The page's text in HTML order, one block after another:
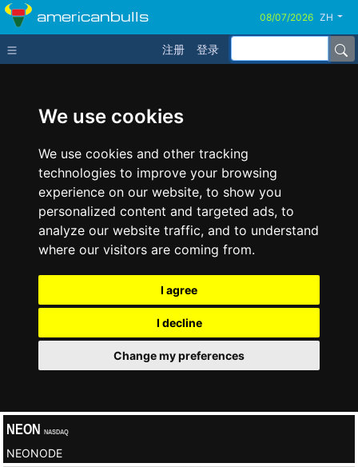
We use cookies
We use cookies and other tracking
technologies to improve your browsing
experience on our website, to show you
personalized content and targeted ads, to
analyze our website traffic, and to understand
where our visitors are coming from.
I agree
I decline
Change my preferences
americanbulls ZH
注册 登录
NEON NASDAQ
NEONODE